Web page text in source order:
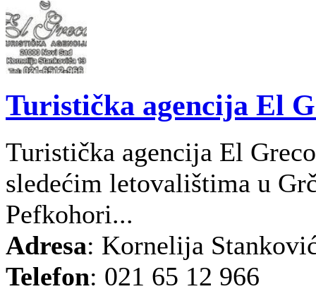
Turistička agencija El
Turistička agencija El
sledećim letovalištima u
Pefkohori...
Adresa: Kornelija
Telefon: 021 65 12 966